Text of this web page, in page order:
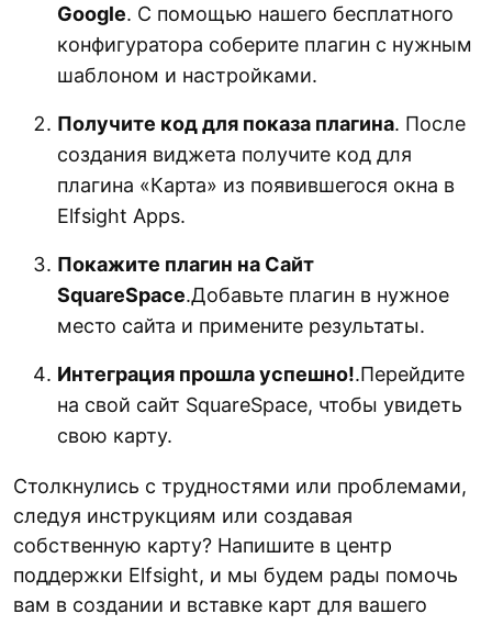
Google. С помощью нашего бесплатного
конфигуратора соберите плагин с нужным
шаблоном и настройками.
Получите код для показа плагина. После
создания виджета получите код для
плагина «Карта» из появившегося окна в
Elfsight Apps.
Покажите плагин на Сайт
SquareSpace.Добавьте плагин в нужное
место сайта и примените результаты.
Интеграция прошла успешно!.Перейдите
на свой сайт SquareSpace, чтобы увидеть
свою карту.
Столкнулись с трудностями или проблемами,
следуя инструкциям или создавая
собственную карту? Напишите в центр
поддержки Elfsight, и мы будем рады помочь
вам в создании и вставке карт для вашего